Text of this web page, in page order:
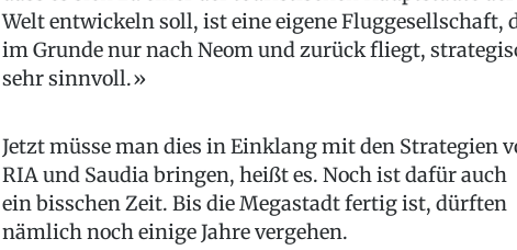
Welt entwickeln soll, ist eine eigene Fluggesellschaft,
im Grunde nur nach Neom und zurück fliegt,
sehr sinnvoll.»
Jetzt müsse man dies in Einklang mit den Strategien
RIA und Saudia bringen, heißt es. Noch ist dafür auch
ein bisschen Zeit. Bis die Megastadt fertig ist, dürften
nämlich noch einige Jahre vergehen.